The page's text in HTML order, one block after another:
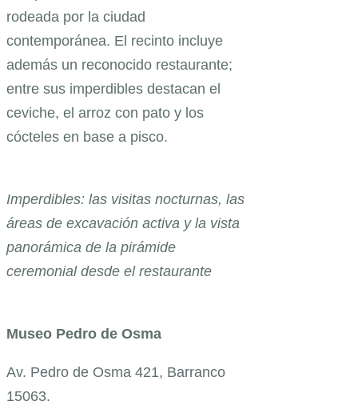
rodeada por la ciudad
contemporánea. El recinto incluye
además un reconocido restaurante;
entre sus imperdibles destacan el
ceviche, el arroz con pato y los
cócteles en base a pisco.
Imperdibles: las visitas nocturnas, las
áreas de excavación activa y la vista
panorámica de la pirámide
ceremonial desde el restaurante
Museo Pedro de Osma
Av. Pedro de Osma 421, Barranco
15063.